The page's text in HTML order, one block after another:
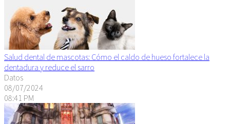
Salud dental de mascotas: Cómo el caldo de hueso fortalece la
dentadura y reduce el sarro
Datos
08/07/2024
08:41 PM